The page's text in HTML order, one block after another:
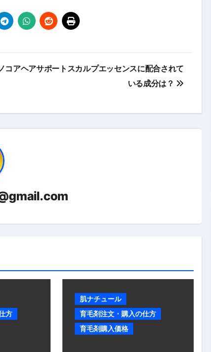
でわかる効果まとめ】#アーモンド #ダイエット #筋
とても重要な女性ホルモンと男性ホルモン
ビジネスの信用を築く――そのすべての起点となるのが
今こそ買い時！ゲーミングPC・高性能BTOを最安で手に
× iMazing で完成する「究極のスマホ防衛システ
モバイル「Fitプラン」完全ガイド
ホテルが“セット割”で最安級！ スカイマーク／Peach
をご紹介
何をするサイトか”が一目で伝わる。いま選
かる効果まとめ】#梅干し #ダイエット #筋トレ #美
秒でわかる効果まとめ】#ダイエット #筋トレ #美容
わかる効果まとめ】#バナナ #ダイエット #筋トレ #美
コアヘアサポートスカルプエッセンスに配合されて
いる成分は？
方
肌ナチュール
育毛剤注文・購入の仕方
育毛剤購入価格